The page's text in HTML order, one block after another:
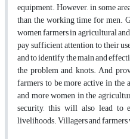
equipment. However, in some
than the working time for men.
women farmers in agricultural
pay sufficient attention to their
and to identify the main and
the problem and knots. And
farmers to be more active in the
and more women in the
security, this will also lead to
livelihoods. Villagers and